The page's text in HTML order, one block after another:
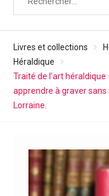
Livres et collections
Héraldique
Traité de l’art
apprendre à graver
Lorraine.